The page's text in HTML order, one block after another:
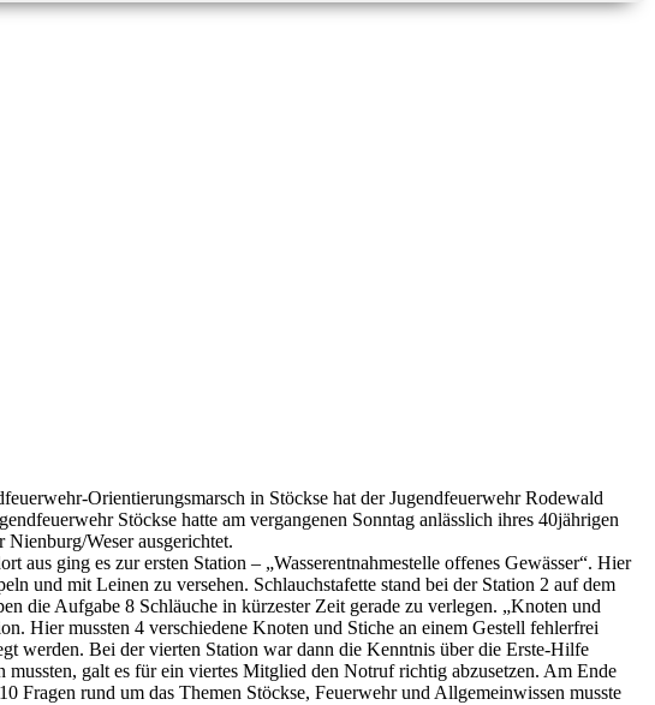
Orientierungsmarsch in Stöckse hat der Jugendfeuerwehr Rodewald
Stöckse hatte am vergangenen Sonntag anlässlich ihres 40jährigen
Weser ausgerichtet.
aus ging es zur ersten Station – „Wasserentnahmestelle offenes Gewässer“. Hier
und mit Leinen zu versehen. Schlauchstafette stand bei der Station 2 auf dem
die Aufgabe 8 Schläuche in kürzester Zeit gerade zu verlegen. „Knoten und
Hier mussten 4 verschiedene Knoten und Stiche an einem Gestell fehlerfrei
werden. Bei der vierten Station war dann die Kenntnis über die Erste-Hilfe
galt es für ein viertes Mitglied den Notruf richtig abzusetzen. Am Ende
Fragen rund um das Themen Stöckse, Feuerwehr und Allgemeinwissen musste